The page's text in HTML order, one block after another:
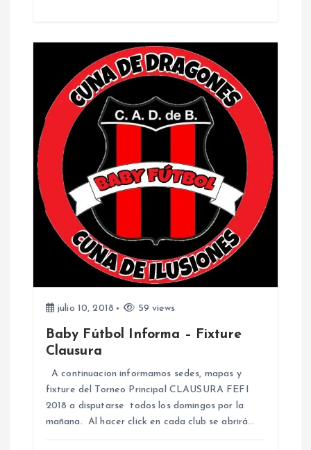
julio 10, 2018 59 views
Baby Fútbol Informa – Fixture
Clausura
A continuacion informamos sedes, mapas y
fixture del Torneo Principal CLAUSURA FEFI
2018 a disputarse todos los domingos por la
mañana. Al hacer click en cada club se abrirá…